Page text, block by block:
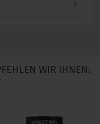
WIR IHNEN: